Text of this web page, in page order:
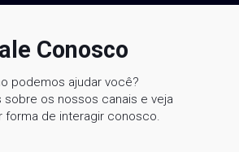
Conosco
podemos ajudar você?
sobre os nossos canais e veja
forma de interagir conosco.